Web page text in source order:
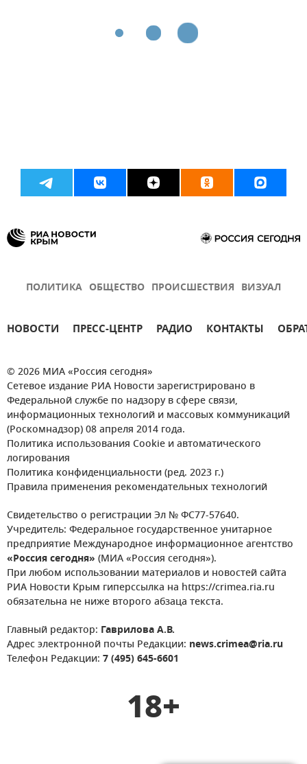
ПОЛИТИКА ОБЩЕСТВО ПРОИСШЕСТВИЯ ВИЗУАЛ
НОВОСТИ ПРЕСС-ЦЕНТР РАДИО КОНТАКТЫ
© 2026 МИА «Россия сегодня»
Сетевое издание РИА Новости зарегистрировано в
Федеральной службе по надзору в сфере связи,
информационных технологий и массовых коммуникаций
(Роскомнадзор) 08 апреля 2014 года.
Политика использования Cookie и автоматического
логирования
Политика конфиденциальности (ред. 2023 г.)
Правила применения рекомендательных технологий
Свидетельство о регистрации Эл № ФС77-57640.
Учредитель: Федеральное государственное унитарное
предприятие Международное информационное агентство
«Россия сегодня» (МИА «Россия сегодня»).
При любом использовании материалов и новостей сайта
РИА Новости Крым гиперссылка на https://crimea.ria.ru
обязательна не ниже второго абзаца текста.
Главный редактор: Гаврилова А.В.
Адрес электронной почты Редакции: news.crimea@ria.ru
Телефон Редакции: 7 (495) 645-6601
18+